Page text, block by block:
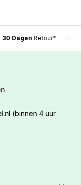
30 Dagen Retour*
(binnen 4 uur